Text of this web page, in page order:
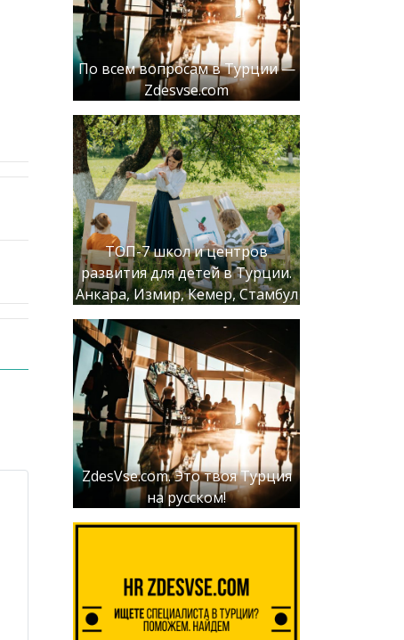
По всем вопросам в Турции —
Zdesvse.com
ТОП-7 школ и центров
развития для детей в Турции.
Анкара, Измир, Кемер, Стамбул
ZdesVse.com. Это твоя Турция
на русском!